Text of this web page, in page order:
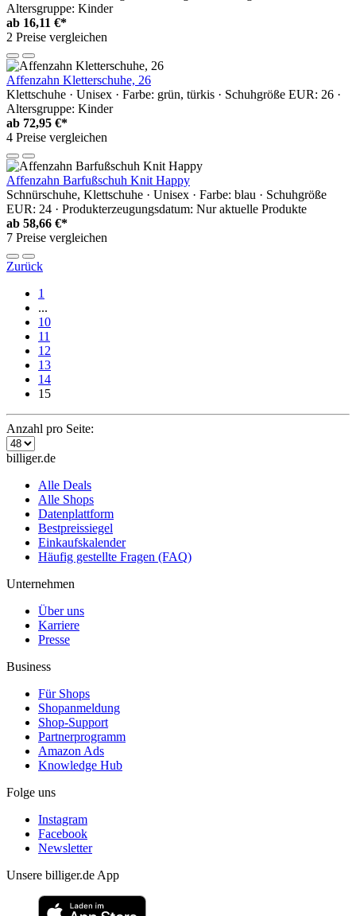
Altersgruppe: Kinder
ab 16,11 €*
2 Preise vergleichen
Affenzahn Kletterschuhe, 26
Klettschuhe · Unisex · Farbe: grün, türkis · Schuhgröße EUR: 26 ·
Altersgruppe: Kinder
ab 72,95 €*
4 Preise vergleichen
Affenzahn Barfußschuh Knit Happy
Schnürschuhe, Klettschuhe · Unisex · Farbe: blau · Schuhgröße
EUR: 24 · Produkterzeugungsdatum: Nur aktuelle Produkte
ab 58,66 €*
7 Preise vergleichen
Zurück
1
...
10
11
12
13
14
15
Anzahl pro Seite:
billiger.de
Alle Deals
Alle Shops
Datenplattform
Bestpreissiegel
Einkaufskalender
Häufig gestellte Fragen (FAQ)
Unternehmen
Über uns
Karriere
Presse
Business
Für Shops
Shopanmeldung
Shop-Support
Partnerprogramm
Amazon Ads
Knowledge Hub
Folge uns
Instagram
Facebook
Newsletter
Unsere billiger.de App